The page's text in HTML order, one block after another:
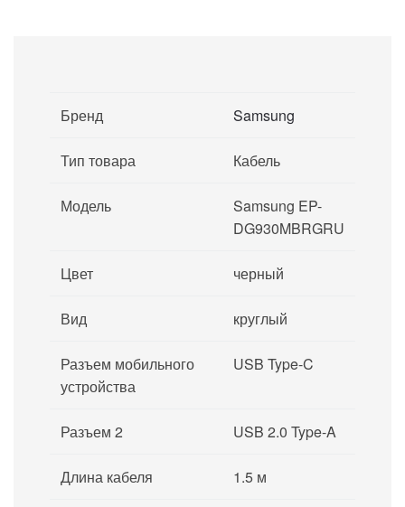
Бренд Samsung
Тип товара Кабель
Модель
Samsung EP-
DG930MBRGRU
Цвет черный
Вид круглый
Разъем мобильного
устройства
USB Type-C
Разъем 2 USB 2.0 Type-A
Длина кабеля 1.5 м